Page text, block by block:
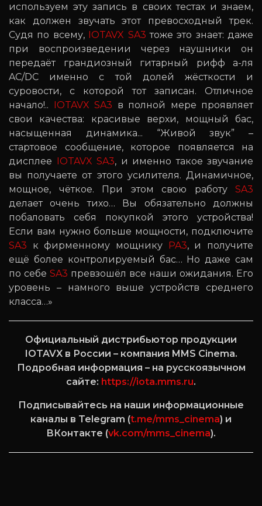
используем эту запись в своих тестах и знаем,
как должен звучать этот превосходный трек.
Судя по всему, IOTAVX SA3 тоже это знает: даже
при воспроизведении через наушники он
передаёт грандиозный гитарный рифф а-ля
AC/DC именно с той долей жёсткости и
суровости, с которой тот записан. Отличное
начало!.. IOTAVX SA3 в полной мере проявляет
свои качества: красивые верхи, мощный бас,
насыщенная динамика... “Живой звук” –
стартовое сообщение, которое появляется на
дисплее IOTAVX SA3, и именно такое звучание
вы получаете от этого усилителя. Динамичное,
мощное, чёткое. При этом свою работу SA3
делает очень тихо… Вы обязательно должны
побаловать себя покупкой этого устройства!
Если вам нужно больше мощности, подключите
SA3 к фирменному мощнику PA3, и получите
ещё более контролируемый бас… Но даже сам
по себе SA3 превзошёл все наши ожидания. Его
уровень – намного выше устройств среднего
класса…»
Официальный дистрибьютор продукции
IOTAVX в России – компания MMS Cinema.
Подробная информация – на русскоязычном
сайте: https://iota.mms.ru.
Подписывайтесь на наши информационные
каналы в Telegram (t.me/mms_cinema) и
ВКонтакте (vk.com/mms_cinema).